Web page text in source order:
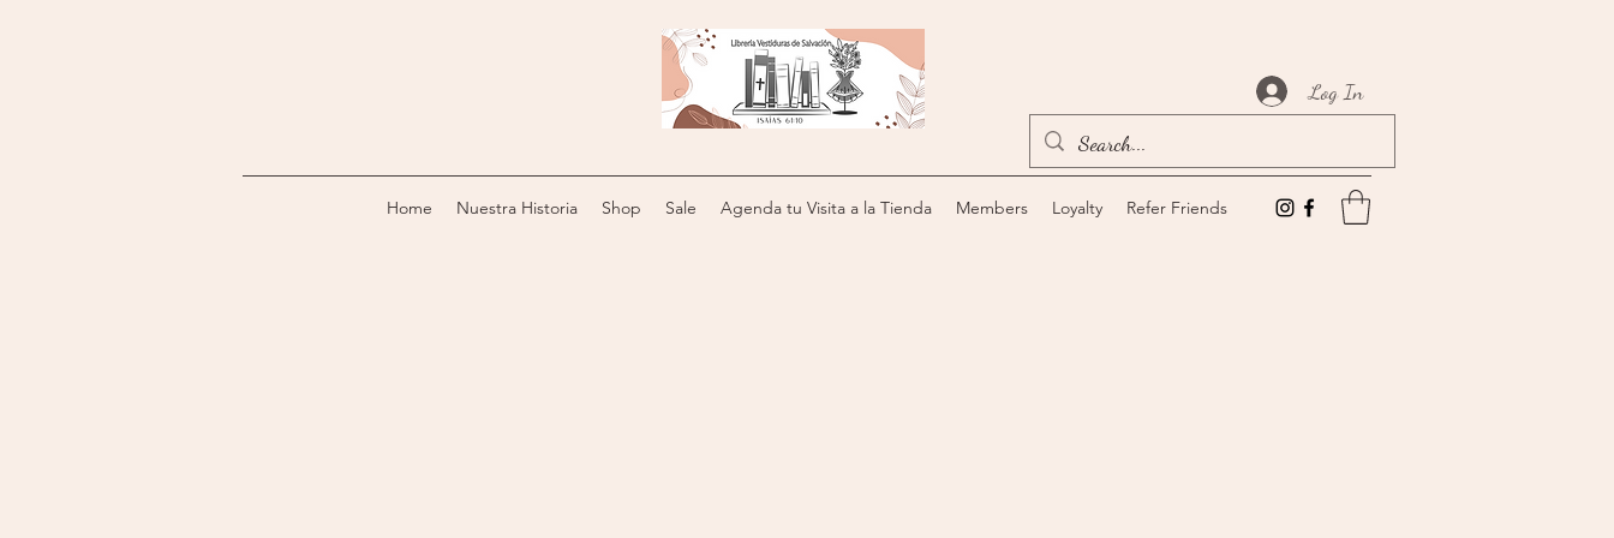
Log In
Home Nuestra Historia Shop Sale Agenda tu Visita a la Tienda Members Loyalty Refer Friends